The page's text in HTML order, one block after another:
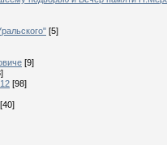
[5]
[9]
[98]
[40]